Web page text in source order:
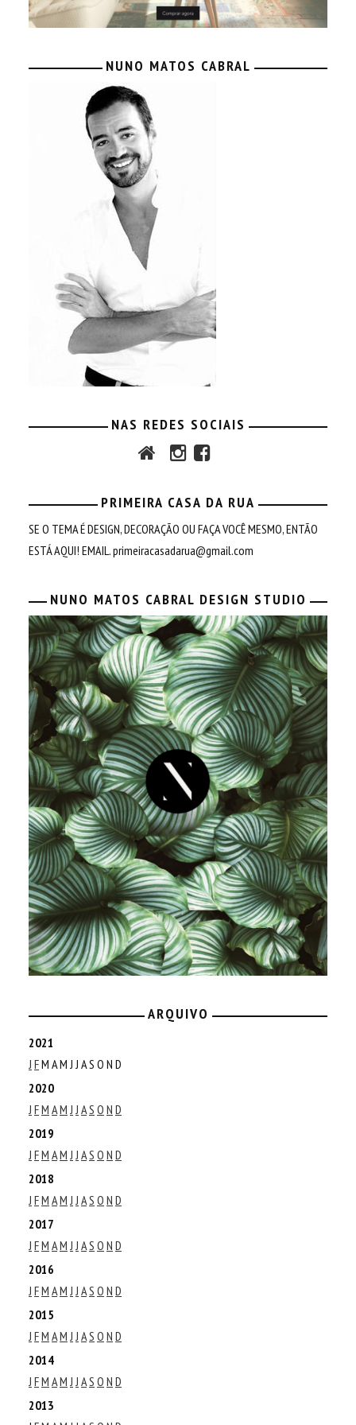
NUNO MATOS CABRAL
NAS REDES SOCIAIS
PRIMEIRA CASA DA RUA
SE O TEMA É DESIGN, DECORAÇÃO OU FAÇA VOCÊ MESMO, ENTÃO
ESTÁ AQUI! EMAIL.primeiracasadarua@gmail.com
NUNO MATOS CABRAL DESIGN STUDIO
ARQUIVO
2021
J FM AM J J AS O N D
2020
J FM AM J J AS O N D
2019
J FM AM J J AS O N D
2018
J FM AM J J AS O N D
2017
J FM AM J J AS O N D
2016
J FM AM J J AS O N D
2015
J FM AM J J AS O N D
2014
J FM AM J J AS O N D
2013